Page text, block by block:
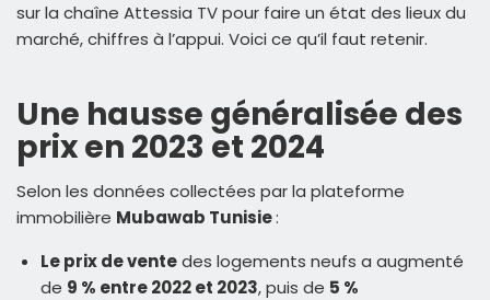
sur la chaîne Attessia TV pour faire un état des lieux du
marché, chiffres à l’appui. Voici ce qu’il faut retenir.
Une hausse généralisée des
prix en 2023 et 2024
Selon les données collectées par la plateforme
immobilière Mubawab Tunisie:
Le prix de ventedes logements neufs a augmenté
de 9 % entre 2022 et 2023, puis de 5 %